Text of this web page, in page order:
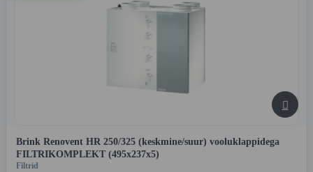

Brink Renovent HR 250/325 (keskmine/suur) vooluklappidega
FILTRIKOMPLEKT (495x237x5)
Filtrid